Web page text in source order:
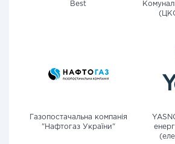
Best
Газопостачальна компанія
"Нафтогаз України"